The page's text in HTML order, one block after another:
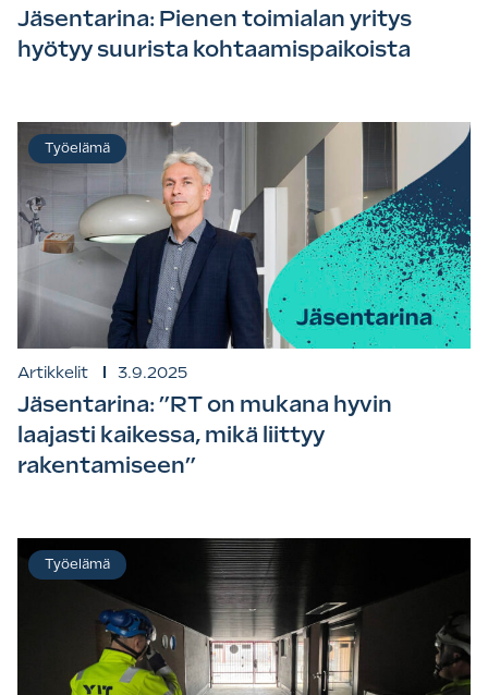
Jäsentarina: Pienen toimialan yritys
hyötyy suurista kohtaamispaikoista
Artikkelit 3.9.2025
Jäsentarina: ”RT on mukana hyvin
laajasti kaikessa, mikä liittyy
rakentamiseen”
Työelämä
Työelämä